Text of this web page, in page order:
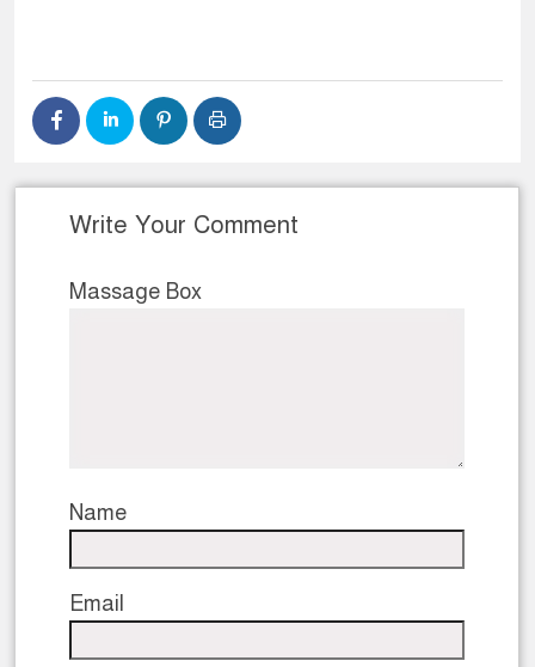
Write Your Comment
Massage Box
Name
Email